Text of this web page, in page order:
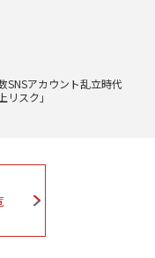
SNSアカウント乱立時代
リスク」